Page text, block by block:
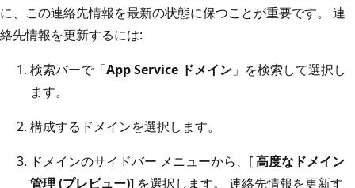
に、この連絡先情報を最新の状態に保つことが重要です。 連
絡先情報を更新するには:
検索バーで「App Service ドメイン 」を検索して選択し
ます。
構成するドメインを選択します。
ドメインのサイドバー メニューから、[高度なドメイン
管理 (プレビュー)] を選択します。 連絡先情報を更新す